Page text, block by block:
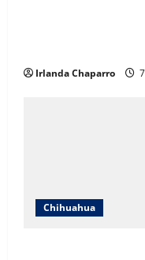
Irlanda Chaparro
Chihuahua